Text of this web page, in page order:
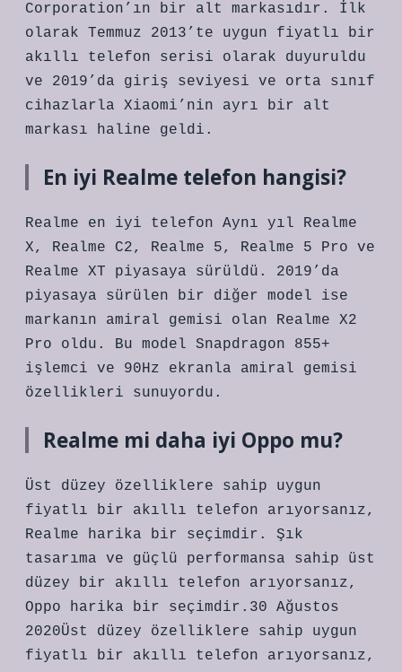
Corporation’ın bir alt markasıdır. İlk
olarak Temmuz 2013’te uygun fiyatlı bir
akıllı telefon serisi olarak duyuruldu
ve 2019’da giriş seviyesi ve orta sınıf
cihazlarla Xiaomi’nin ayrı bir alt
markası haline geldi.
En iyi Realme telefon hangisi?
Realme en iyi telefon Aynı yıl Realme
X, Realme C2, Realme 5, Realme 5 Pro ve
Realme XT piyasaya sürüldü. 2019’da
piyasaya sürülen bir diğer model ise
markanın amiral gemisi olan Realme X2
Pro oldu. Bu model Snapdragon 855+
işlemci ve 90Hz ekranla amiral gemisi
özellikleri sunuyordu.
Realme mi daha iyi Oppo mu?
Üst düzey özelliklere sahip uygun
fiyatlı bir akıllı telefon arıyorsanız,
Realme harika bir seçimdir. Şık
tasarıma ve güçlü performansa sahip üst
düzey bir akıllı telefon arıyorsanız,
Oppo harika bir seçimdir.30 Ağustos
2020Üst düzey özelliklere sahip uygun
fiyatlı bir akıllı telefon arıyorsanız,